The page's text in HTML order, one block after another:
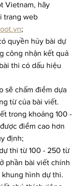
Vietnam, hãy
trang web
;
công nhận kết quả
thi có dấu hiệu
sẽ chấm điểm dựa
từ của bài viết.
trong khoảng 100 -
điểm cao hơn
định;
thi từ 100 - 250 từ
phần bài viết chính
khung hình dự thi.